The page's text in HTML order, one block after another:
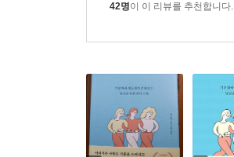
42명이 이 리뷰를 추천합니다.